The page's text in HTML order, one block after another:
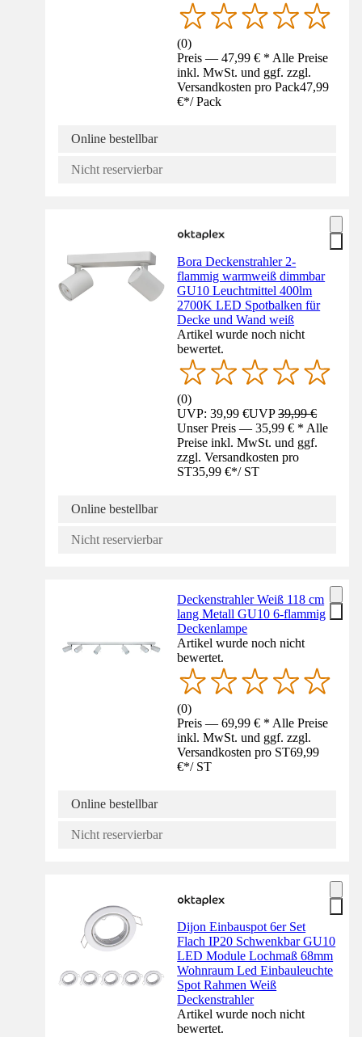
(0)
Preis — 47,99 € * Alle Preise
inkl. MwSt. und ggf. zzgl.
Versandkosten pro Pack47,99
€*/ Pack
Online bestellbar
Nicht reservierbar
Bora Deckenstrahler 2-
flammig warmweiß dimmbar
GU10 Leuchtmittel 400lm
2700K LED Spotbalken für
Decke und Wand weiß
Artikel wurde noch nicht
bewertet.
(0)
UVP: 39,99 €UVP39,99 €
Unser Preis — 35,99 € * Alle
Preise inkl. MwSt. und ggf.
zzgl. Versandkosten pro
ST35,99 €*/ ST
Online bestellbar
Nicht reservierbar
Deckenstrahler Weiß 118 cm
lang Metall GU10 6-flammig
Deckenlampe
Artikel wurde noch nicht
bewertet.
(0)
Preis — 69,99 € * Alle Preise
inkl. MwSt. und ggf. zzgl.
Versandkosten pro ST69,99
€*/ ST
Online bestellbar
Nicht reservierbar
Dijon Einbauspot 6er Set
Flach IP20 Schwenkbar GU10
LED Module Lochmaß 68mm
Wohnraum Led Einbauleuchte
Spot Rahmen Weiß
Deckenstrahler
Artikel wurde noch nicht
bewertet.